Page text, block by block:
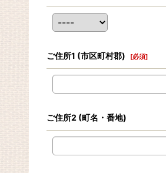
ご住所1 (市区町村郡) [必須]
ご住所2 (町名・番地)